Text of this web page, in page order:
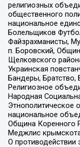
религиозных
общественного
национальное
Болельщиков
Файзрахманисты,
п. Боровский,
Щелковского
Украинская
Бандеры, Братство,
Религиозное
Народная
Этнополитическое
национальное
Община Коренного
Меджлис
О противодействии